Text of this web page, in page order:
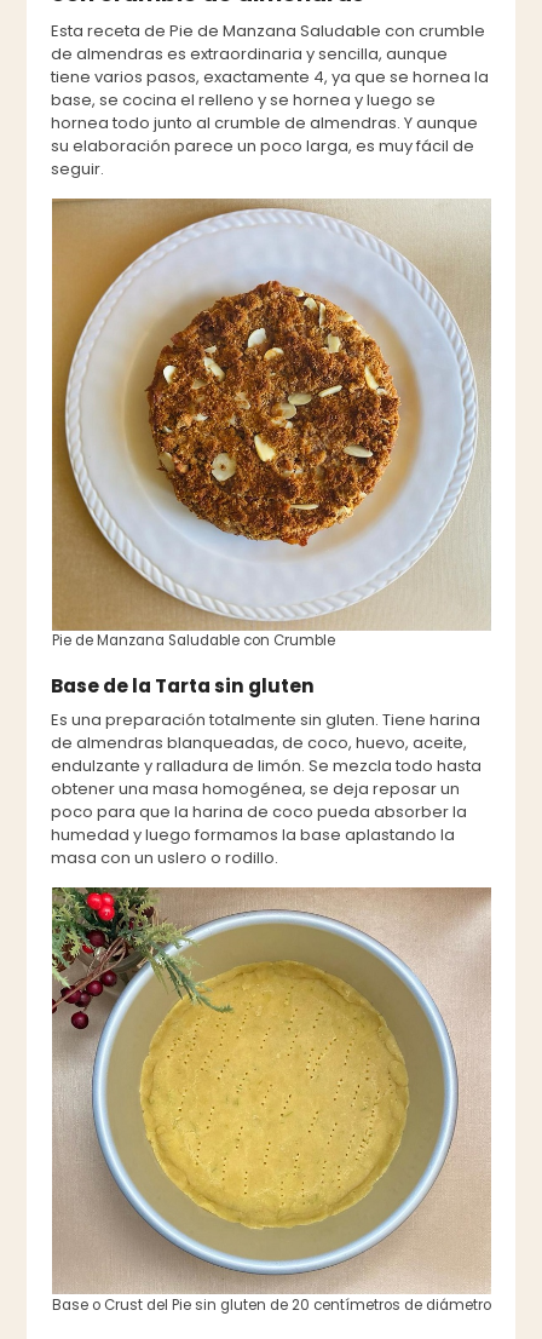
Esta receta de Pie de Manzana Saludable con crumble
de almendras es extraordinaria y sencilla, aunque
tiene varios pasos, exactamente 4, ya que se hornea la
base, se cocina el relleno y se hornea y luego se
hornea todo junto al crumble de almendras. Y aunque
su elaboración parece un poco larga, es muy fácil de
seguir.
Pie de Manzana Saludable con Crumble
Base de la Tarta sin gluten
Es una preparación totalmente sin gluten. Tiene harina
de almendras blanqueadas, de coco, huevo, aceite,
endulzante y ralladura de limón. Se mezcla todo hasta
obtener una masa homogénea, se deja reposar un
poco para que la harina de coco pueda absorber la
humedad y luego formamos la base aplastando la
masa con un uslero o rodillo.
Base o Crust del Pie sin gluten de 20 centímetros de diámetro